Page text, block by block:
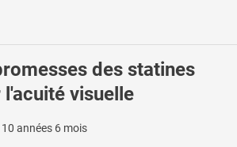
des statines
visuelle
10 années 6 mois